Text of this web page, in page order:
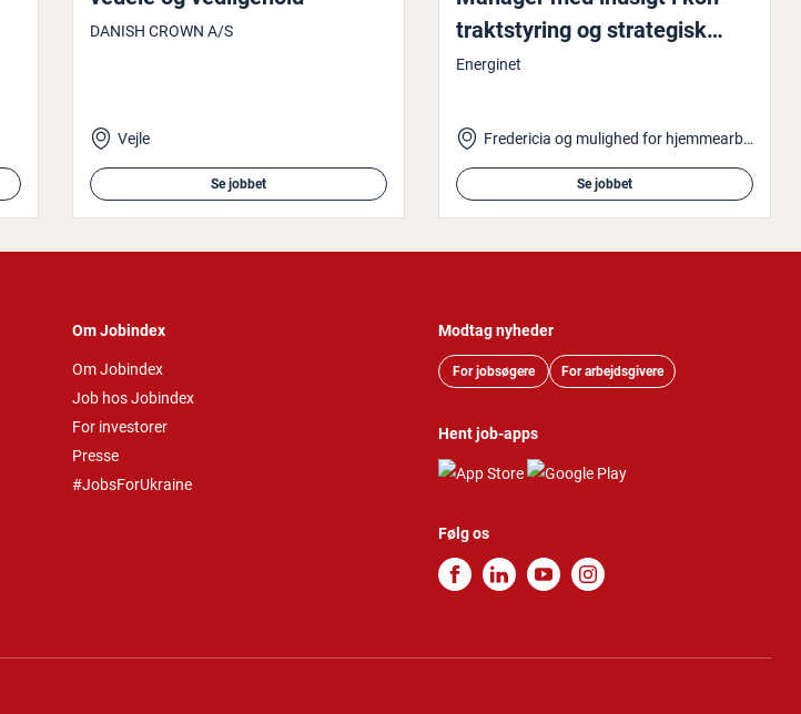
DANISH CROWN A/S
Vejle
Se jobbet
trakt­sty­ring og stra­te­gisk
indkøb til ka­te­go­ri­en
Energinet
Fredericia og mulighed for hjemmearbejde
Se jobbet
Om Jobindex
Om Jobindex
Job hos Jobindex
For investorer
Presse
#JobsForUkraine
Modtag nyheder
For jobsøgere For arbejdsgivere
Hent job-apps
Følg os